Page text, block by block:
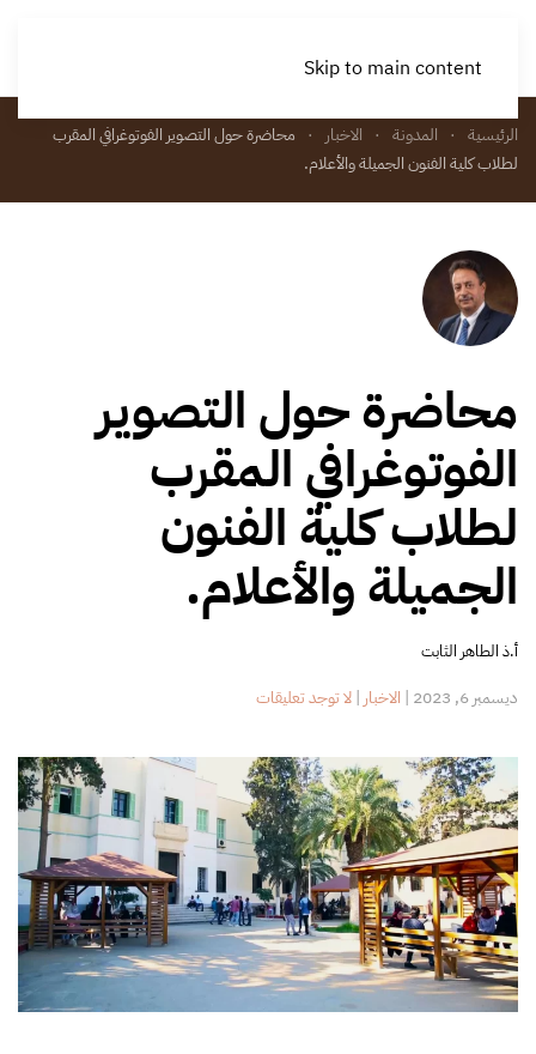
Skip to main content
الرئيسية المدونة الاخبار
محاضرة حول التصوير الفوتوغرافي المقرب
لطلاب كلية الفنون الجميلة والأعلام.
محاضرة حول التصوير
الفوتوغرافي المقرب
لطلاب كلية الفنون
الجميلة والأعلام.
أ.ذ الطاهر الثابت
ديسمبر 6, 2023 | الاخبار |لا توجد تعليقاتعلى
التصوير
الفوتوغرافي
المقرب
لطلاب
كلية
الفنون
الجميلة
والأعلام.